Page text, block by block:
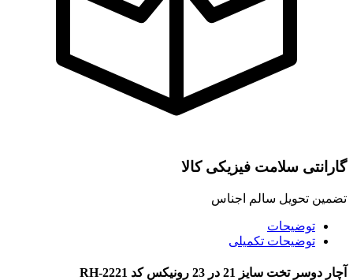
گارانتی سلامت فیزیکی کالا
تضمین تحویل سالم اجناس
توضیحات
توضیحات تکمیلی
آچار دوسر تخت سایز 21 در 23 رونیکس کد RH-2221